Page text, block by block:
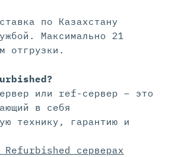
по Казахстану
Максимально 21
отгрузки.
или ref-сервер – это
в себя
технику, гарантию и
Refurbished серверах